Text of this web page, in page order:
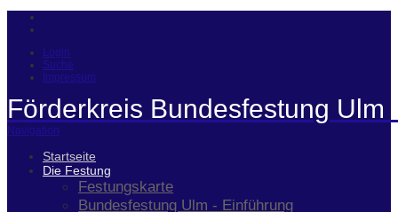
Login
Suche
Impressum
Förderkreis Bundesfestung Ulm
Navigation
Startseite
Die Festung
Festungskarte
Bundesfestung Ulm - Einführung